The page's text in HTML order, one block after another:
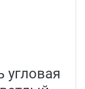
угловая